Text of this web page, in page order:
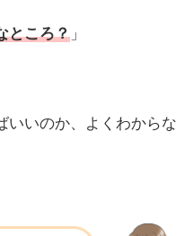
ところ？ 」
いいのか、よくわからな